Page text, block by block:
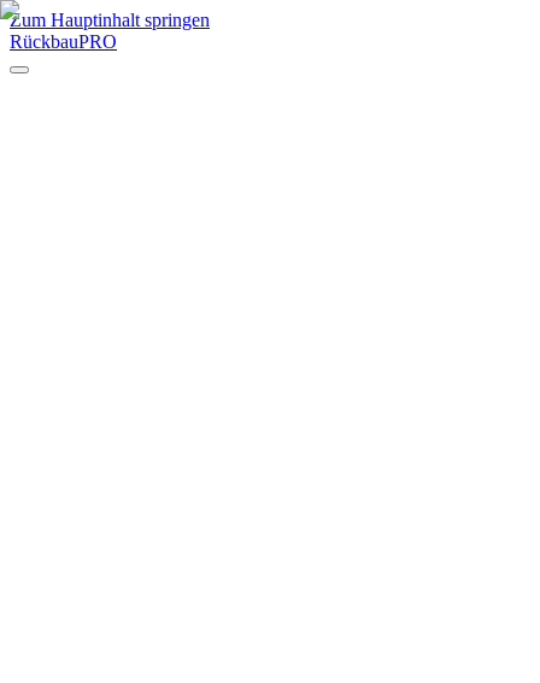
Zum Hauptinhalt springen
RückbauPRO